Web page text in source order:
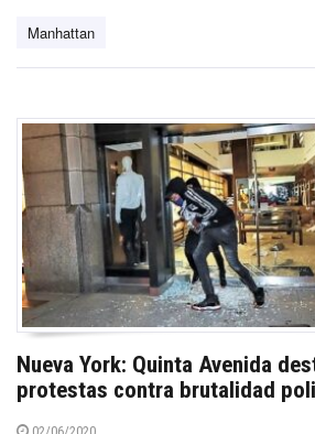
Manhattan
Nueva York: Quinta Avenida
protestas contra brutalidad